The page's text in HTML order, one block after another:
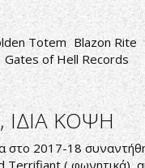
Totem Blazon Rite
Gates of Hell Records
ΚΟΨΗ
στο 2017-18
Terrifiant ( φωνητικά),